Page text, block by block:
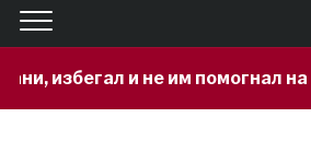
помогнал на повредените